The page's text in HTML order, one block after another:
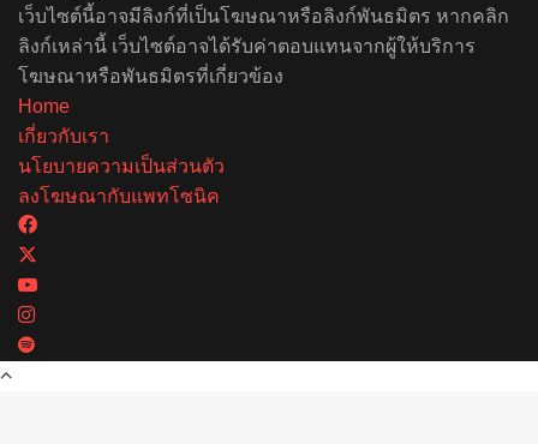
เว็บไซต์นี้อาจมีลิงก์ที่เป็นโฆษณาหรือลิงก์พันธมิตร หากคลิก
ลิงก์เหล่านี้ เว็บไซต์อาจได้รับค่าตอบแทนจากผู้ให้บริการ
โฆษณาหรือพันธมิตรที่เกี่ยวข้อง
Home
เกี่ยวกับเรา
นโยบายความเป็นส่วนตัว
ลงโฆษณากับแพทโซนิค